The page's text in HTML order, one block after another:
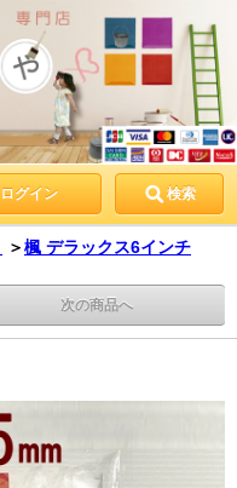
ログイン 検索
＞楓 デラックス6インチ
次の商品へ